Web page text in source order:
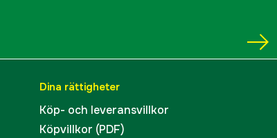
Dina rättigheter
Köp- och leveransvillkor
Köpvillkor (PDF)